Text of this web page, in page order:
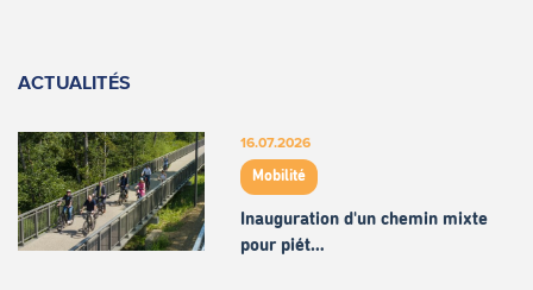
ACTUALITÉS
16.07.2026
Mobilité
Inauguration d'un chemin mixte
pour piét…